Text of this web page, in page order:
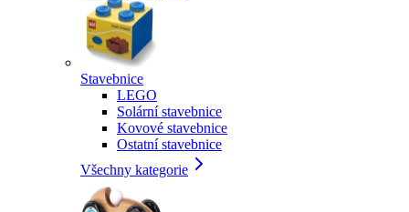
Stavebnice
LEGO
Solární stavebnice
Kovové stavebnice
Ostatní stavebnice
Všechny kategorie